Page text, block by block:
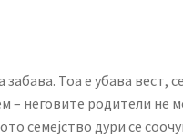
Тоа е убава вест, се
– неговите родители не
семејство дури се